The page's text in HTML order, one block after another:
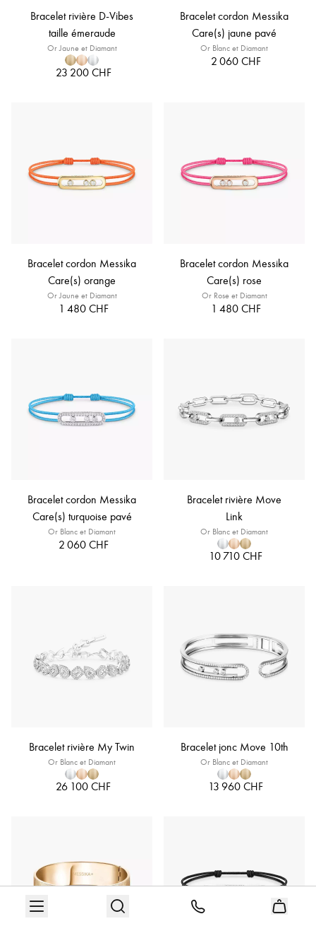
Bracelet rivière D-Vibes
taille émeraude
Or Jaune et Diamant
23 200 CHF
Bracelet cordon Messika
Care(s) jaune pavé
Or Blanc et Diamant
2 060 CHF
Bracelet cordon Messika
Care(s) orange
Or Jaune et Diamant
1 480 CHF
Bracelet cordon Messika
Care(s) rose
Or Rose et Diamant
1 480 CHF
Bracelet cordon Messika
Care(s) turquoise pavé
Or Blanc et Diamant
2 060 CHF
Bracelet rivière Move
Link
Or Blanc et Diamant
10 710 CHF
Bracelet rivière My Twin
Or Blanc et Diamant
26 100 CHF
Bracelet jonc Move 10th
Or Blanc et Diamant
13 960 CHF